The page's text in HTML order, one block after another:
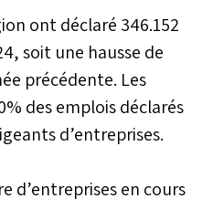
ont déclaré 346.152
soit une hausse de
précédente. Les
des emplois déclarés
d’entreprises.
d’entreprises en cours